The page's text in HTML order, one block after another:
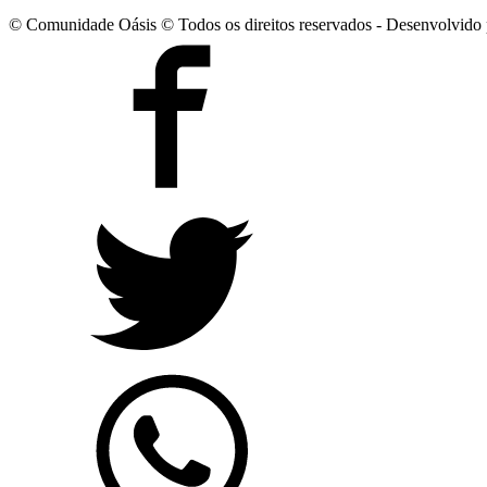
© Comunidade Oásis © Todos os direitos reservados - Desenvolvido